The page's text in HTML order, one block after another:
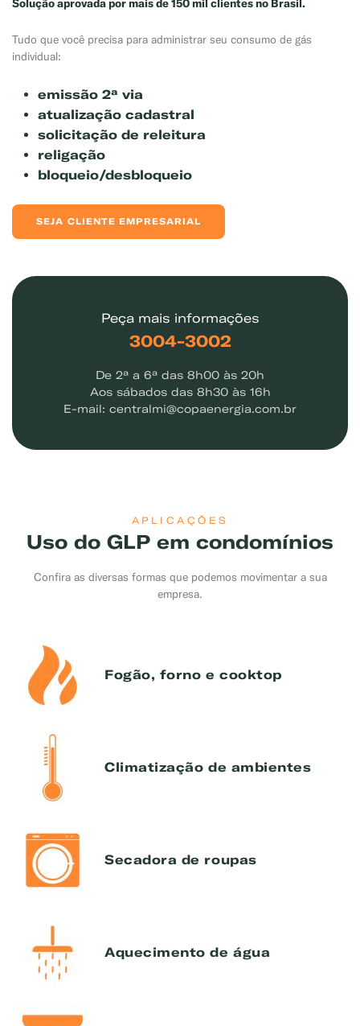
Solução aprovada por mais de 150 mil clientes no Brasil.
Tudo que você precisa para administrar seu consumo de gás
individual:
emissão 2ª via
atualização cadastral
solicitação de releitura
religação
bloqueio/desbloqueio
SEJA CLIENTE EMPRESARIAL
Peça mais informações
3004-3002
De 2ª a 6ª das 8h00 às 20h
Aos sábados das 8h30 às 16h
E-mail: centralmi@copaenergia.com.br
APLICAÇÕES
Uso do GLP em condomínios
Confira as diversas formas que podemos movimentar a sua
empresa.
Fogão, forno e cooktop
Climatização de ambientes
Secadora de roupas
Aquecimento de água